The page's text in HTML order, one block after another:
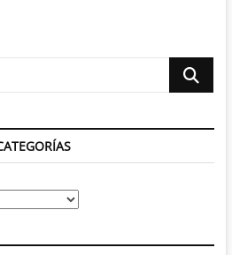
Buscar